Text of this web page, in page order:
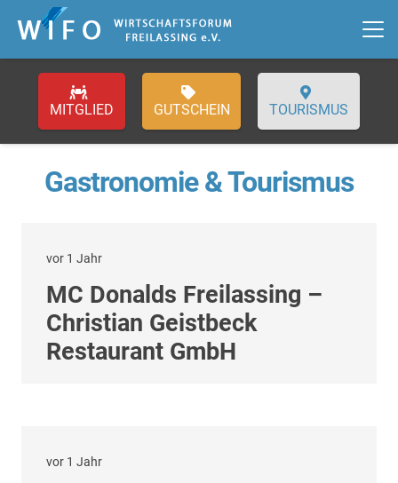
GUTSCHEIN TOURISMUS
Gastronomie & Tourismus
vor 1 Jahr
MC Donalds Freilassing –
Christian Geistbeck
Restaurant GmbH
vor 1 Jahr